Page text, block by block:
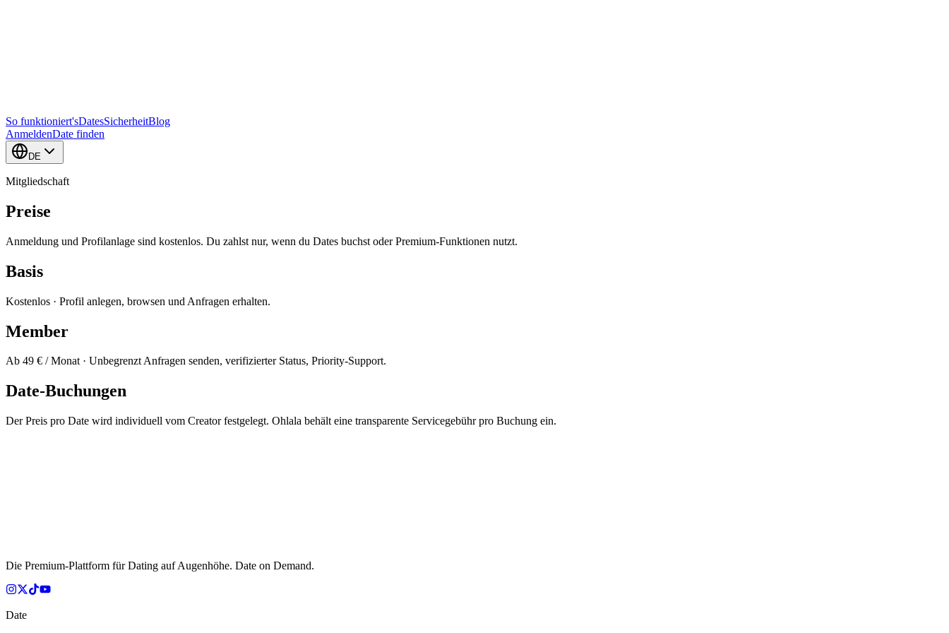
So funktioniert'sDatesSicherheitBlog
AnmeldenDate finden
DE
Mitgliedschaft
Preise
Anmeldung und Profilanlage sind kostenlos. Du zahlst nur, wenn du Dates buchst oder Premium-Funktionen nutzt.
Basis
Kostenlos · Profil anlegen, browsen und Anfragen erhalten.
Member
Ab 49 € / Monat · Unbegrenzt Anfragen senden, verifizierter Status, Priority-Support.
Date-Buchungen
Der Preis pro Date wird individuell vom Creator festgelegt. Ohlala behält eine transparente Servicegebühr pro Buchung ein.
Die Premium-Plattform für Dating auf Augenhöhe. Date on Demand.
Date